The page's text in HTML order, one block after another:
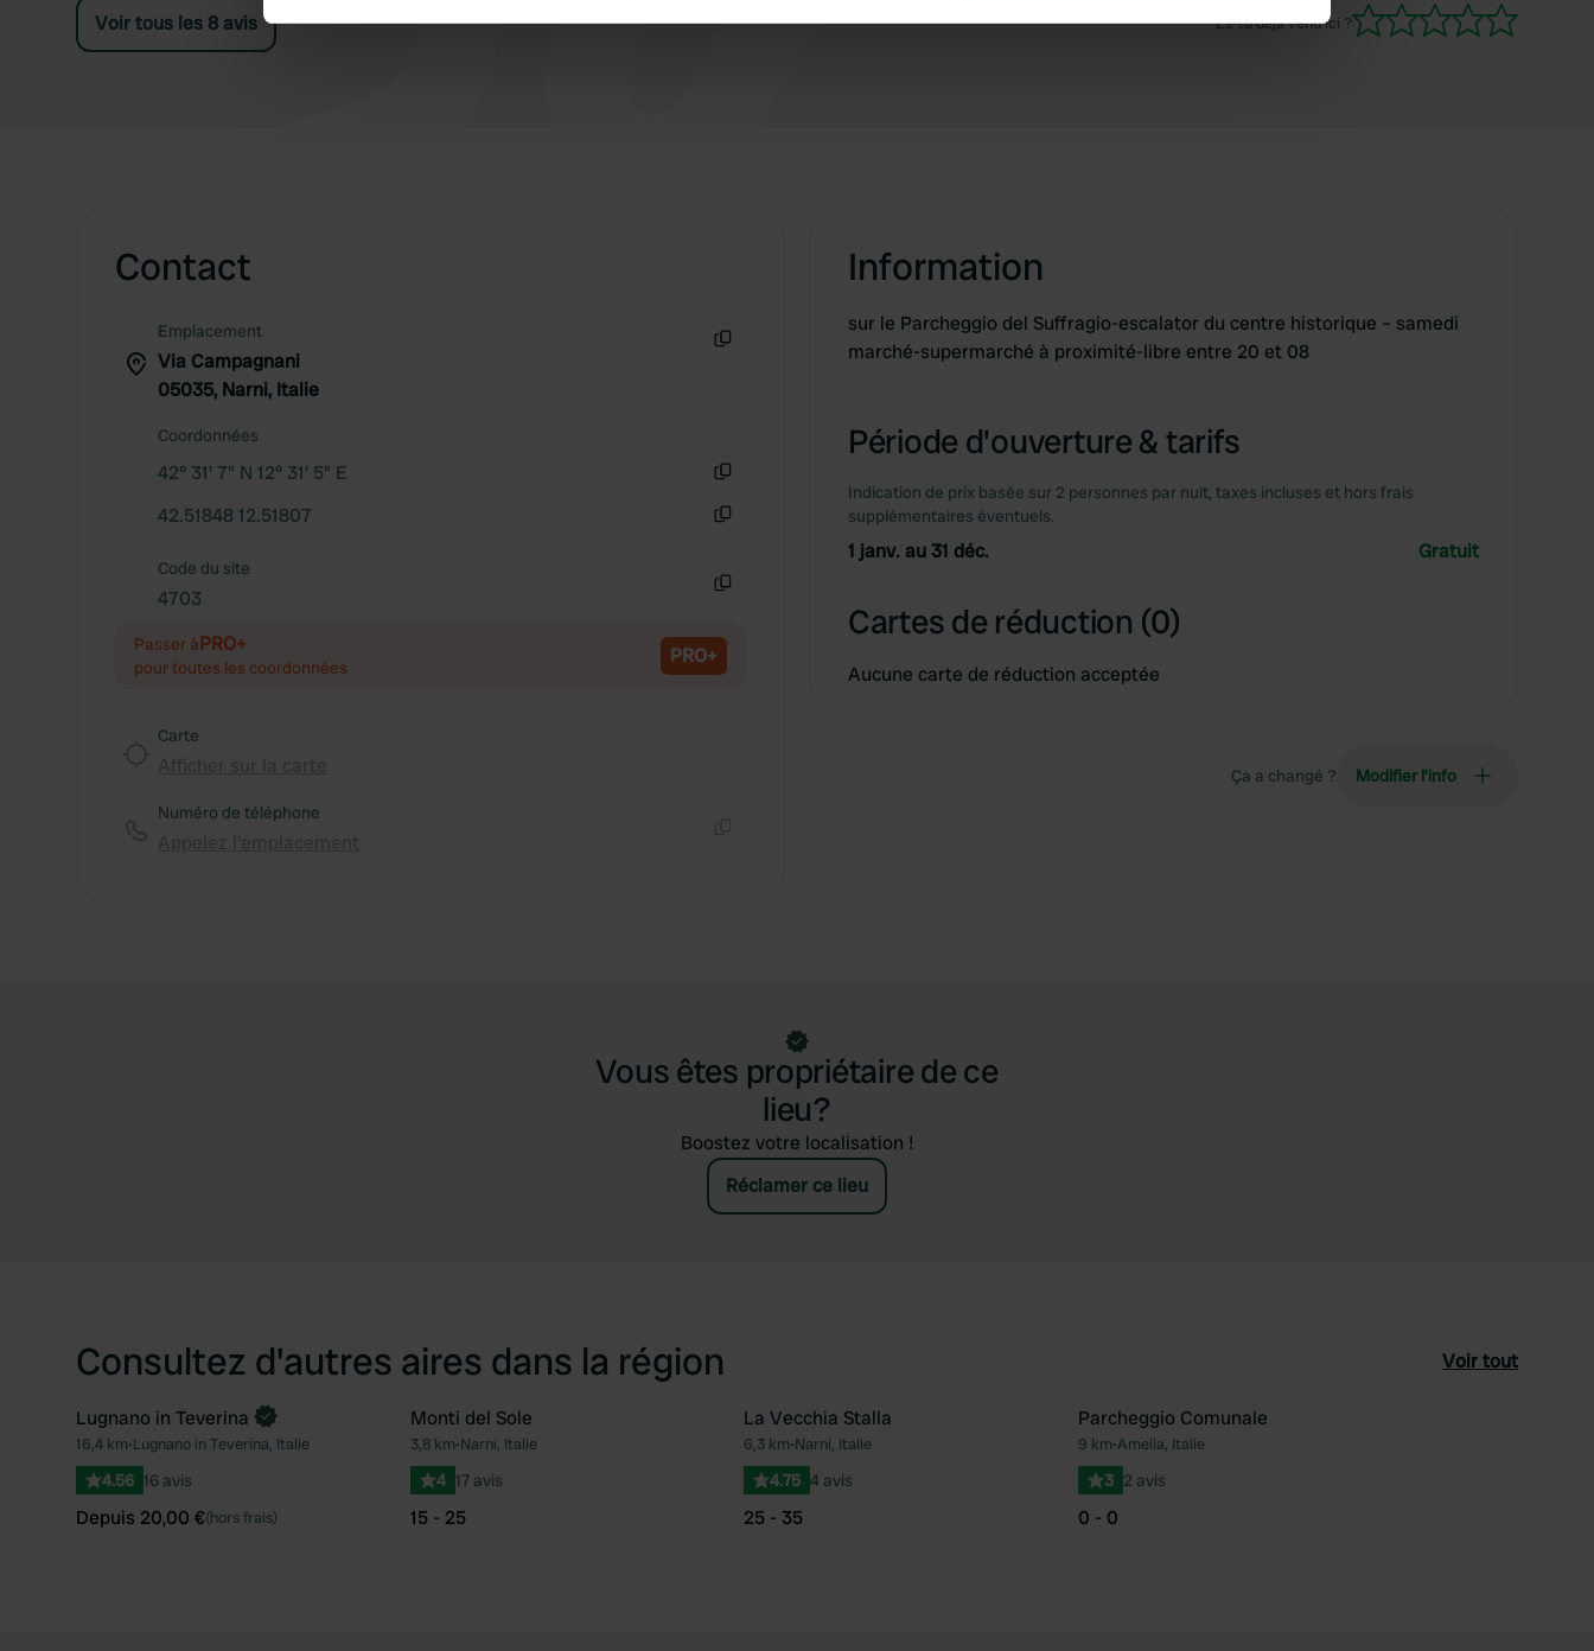
We use cookies to personalise content and ads, to provide social media features and to analyse our traffic. We also share
Voir tous les 8 avis Es-tu déjà venu ici ?
Contact
Emplacement
Via Campagnani
05035, Narni, Italie
Coordonnées
42° 31' 7" N 12° 31' 5" E
42.51848 12.51807
Code du site
4703
Passer àPRO+
pour toutes les coordonnées PRO+
Carte
Numéro de téléphone
Information
sur le Parcheggio del Suffragio-escalator du centre historique – samedi
marché-supermarché à proximité-libre entre 20 et 08
Période d'ouverture & tarifs
Indication de prix basée sur 2 personnes par nuit, taxes incluses et hors frais
supplémentaires éventuels.
1 janv. au 31 déc. Gratuit
Cartes de réduction (0)
Aucune carte de réduction acceptée
Ça a changé ? Modifier l’info
Vous êtes propriétaire de ce
lieu?
Boostez votre localisation !
Réclamer ce lieu
Consultez d'autres aires dans la région Voir tout
Préféré
Reserve maintenant
Lugnano in Teverina
16,4 km•Lugnano in Teverina, Italie
4.56 16 avis
Depuis 20,00 €(hors frais)
Préféré
Monti del Sole
3,8 km•Narni, Italie
4 17 avis
15 - 25
Préféré
La Vecchia Stalla
6,3 km•Narni, Italie
4.75 4 avis
25 - 35
Parcheggio Comunale
9 km•Amelia, Italie
3 2 avis
0 - 0